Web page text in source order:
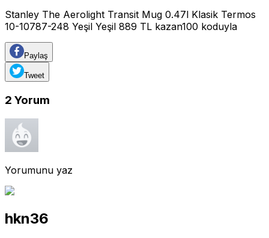
Stanley The Aerolight Transit Mug 0.47l Klasik Termos
10-10787-248 Yeşil Yeşil 889 TL kazan100 koduyla
Paylaş
Tweet
2 Yorum
Yorumunu yaz
hkn36